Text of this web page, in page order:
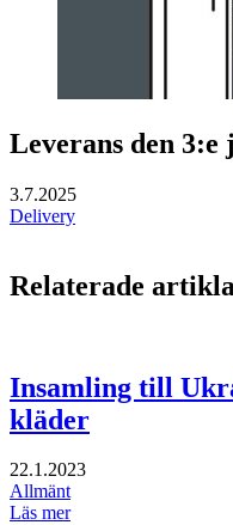
Leverans den 3:e
3.7.2025
Delivery
Relaterade
Insamling till
kläder
22.1.2023
Allmänt
Läs mer